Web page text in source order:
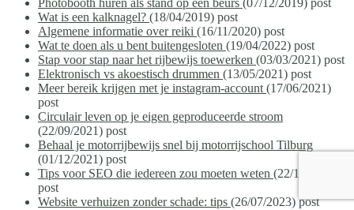
Wat is een kalknagel? (18/04/2019) post
Algemene informatie over reiki (16/11/2020) post
Wat te doen als u bent buitengesloten (19/04/2022) post
Stap voor stap naar het rijbewijs toewerken (03/03/2021) post
Elektronisch vs akoestisch drummen (13/05/2021) post
Meer bereik krijgen met je instagram-account (17/06/2021)
post
Circulair leven op je eigen geproduceerde stroom
(22/09/2021) post
Behaal je motorrijbewijs snel bij motorrijschool Tilburg
(01/12/2021) post
Tips voor SEO die iedereen zou moeten weten (22/10/2022)
post
Website verhuizen zonder schade: tips (26/07/2023) post